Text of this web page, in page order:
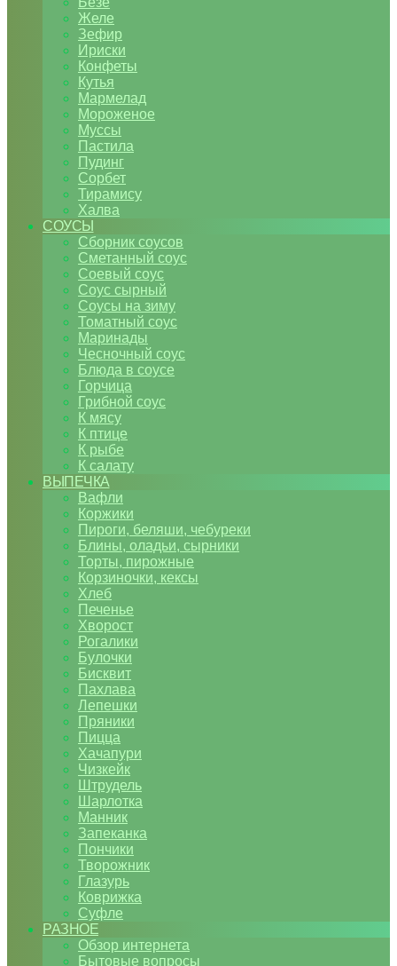
Желе
Зефир
Ириски
Конфеты
Кутья
Мармелад
Мороженое
Муссы
Пастила
Пудинг
Сорбет
Тирамису
Халва
СОУСЫ
Сборник соусов
Сметанный соус
Соевый соус
Соус сырный
Соусы на зиму
Томатный соус
Маринады
Чесночный соус
Блюда в соусе
Горчица
Грибной соус
К мясу
К птице
К рыбе
К салату
ВЫПЕЧКА
Вафли
Коржики
Пироги, беляши, чебуреки
Блины, оладьи, сырники
Торты, пирожные
Корзиночки, кексы
Хлеб
Печенье
Хворост
Рогалики
Булочки
Бисквит
Пахлава
Лепешки
Пряники
Пицца
Хачапури
Чизкейк
Штрудель
Шарлотка
Манник
Запеканка
Пончики
Творожник
Глазурь
Коврижка
Суфле
РАЗНОЕ
Обзор интернета
Бытовые вопросы